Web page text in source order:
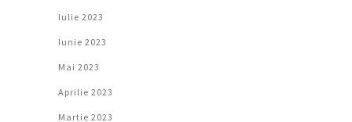
Iulie 2023
Iunie 2023
Mai 2023
Aprilie 2023
Martie 2023